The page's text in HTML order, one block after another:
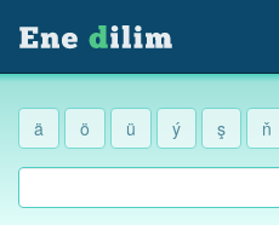
ä ö ü ý ş ň